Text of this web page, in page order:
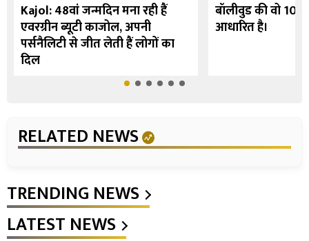
Kajol: 48वां जन्मदिन मना रही हैं
एवरग्रीन ब्यूटी काजोल, अपनी
पर्सनैलिटी से जीत लेती हैं लोगों का
दिल
बॉलीवुड की वो 10
आधारित है।
RELATED NEWS
TRENDING NEWS
LATEST NEWS